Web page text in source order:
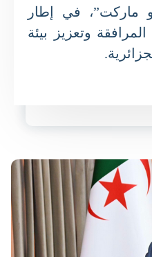
ماركت”، في إطار
وتعزيز بيئة